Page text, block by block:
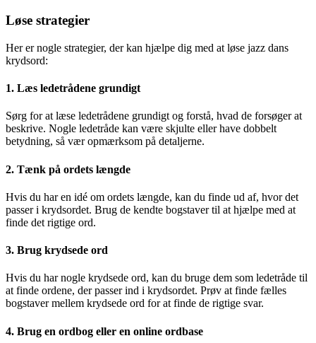
Løse strategier
Her er nogle strategier, der kan hjælpe dig med at løse jazz dans
krydsord:
1. Læs ledetrådene grundigt
Sørg for at læse ledetrådene grundigt og forstå, hvad de forsøger at
beskrive. Nogle ledetråde kan være skjulte eller have dobbelt
betydning, så vær opmærksom på detaljerne.
2. Tænk på ordets længde
Hvis du har en idé om ordets længde, kan du finde ud af, hvor det
passer i krydsordet. Brug de kendte bogstaver til at hjælpe med at
finde det rigtige ord.
3. Brug krydsede ord
Hvis du har nogle krydsede ord, kan du bruge dem som ledetråde til
at finde ordene, der passer ind i krydsordet. Prøv at finde fælles
bogstaver mellem krydsede ord for at finde de rigtige svar.
4. Brug en ordbog eller en online ordbase